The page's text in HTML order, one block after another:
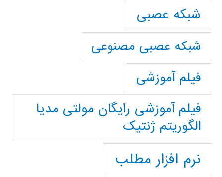
شبکه عصبی
شبکه عصبی مصنوعی
فیلم آموزشی
فیلم آموزشی رایگان مولتی مدیا
الگوریتم ژنتیک
نرم افزار مطلب